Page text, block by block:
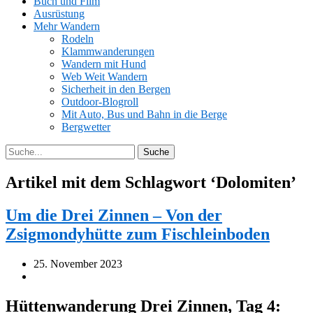
Ausrüstung
Mehr Wandern
Rodeln
Klammwanderungen
Wandern mit Hund
Web Weit Wandern
Sicherheit in den Bergen
Outdoor-Blogroll
Mit Auto, Bus und Bahn in die Berge
Bergwetter
Artikel mit dem Schlagwort ‘Dolomiten’
Um die Drei Zinnen – Von der
Zsigmondyhütte zum Fischleinboden
25. November 2023
Hüttenwanderung Drei Zinnen, Tag 4: